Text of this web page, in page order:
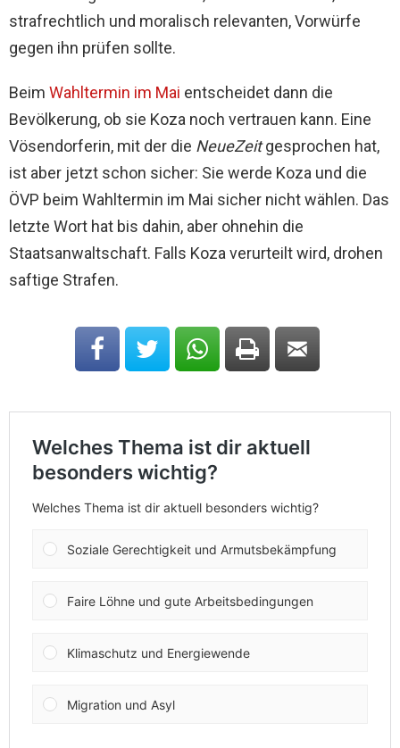
strafrechtlich und moralisch relevanten, Vorwürfe
gegen ihn prüfen sollte.
Beim Wahltermin im Mai entscheidet dann die
Bevölkerung, ob sie Koza noch vertrauen kann. Eine
Vösendorferin, mit der die NeueZeitgesprochen hat,
ist aber jetzt schon sicher: Sie werde Koza und die
ÖVP beim Wahltermin im Mai sicher nicht wählen. Das
letzte Wort hat bis dahin, aber ohnehin die
Staatsanwaltschaft. Falls Koza verurteilt wird, drohen
saftige Strafen.